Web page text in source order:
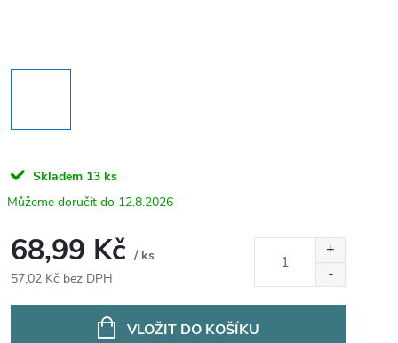
Skladem 13 ks
12.8.2026
68,99 Kč / ks
57,02 Kč bez DPH
VLOŽIT DO KOŠÍKU